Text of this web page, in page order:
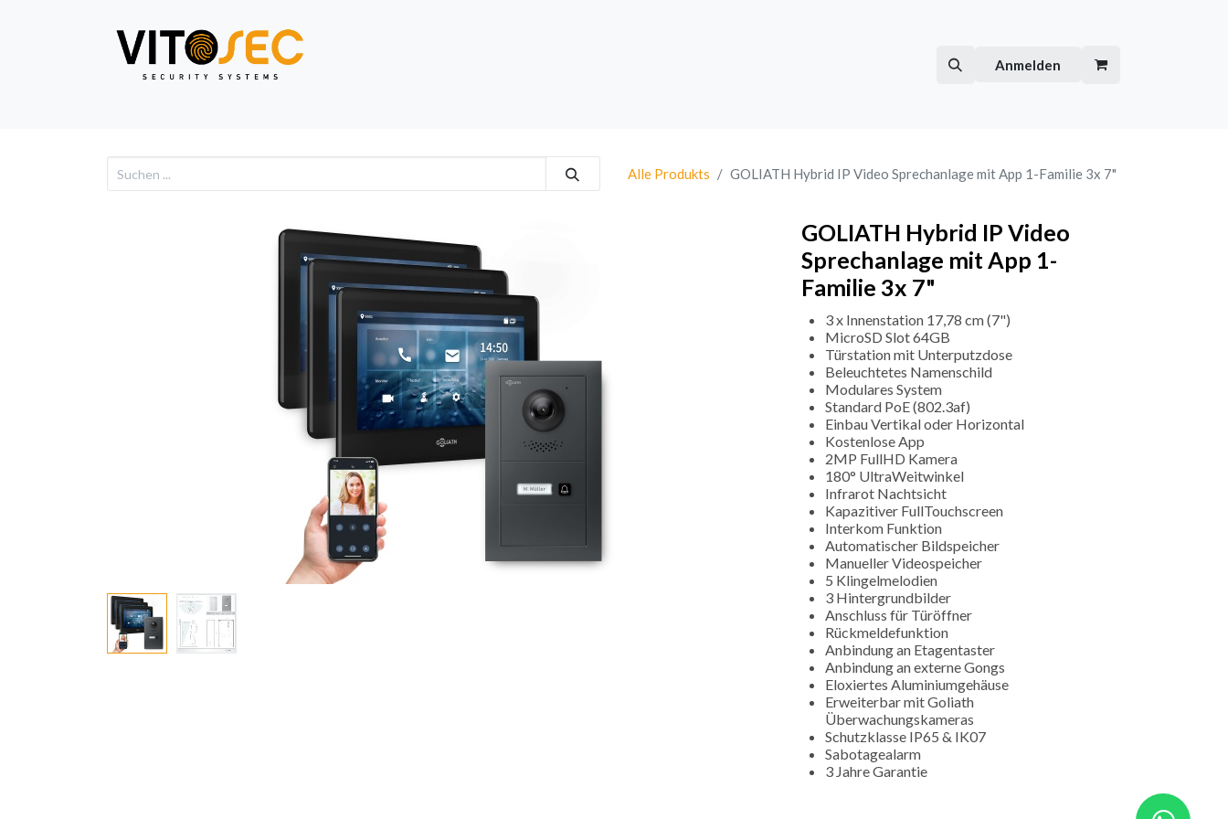
Video Alarm Anmelden
Alle Produkts GOLIATH Hybrid IP Video Sprechanlage mit App 1-Familie 3x 7"
GOLIATH Hybrid IP Video
Sprechanlage mit App 1-
Familie 3x 7"
3 x Innenstation 17,78 cm (7")
MicroSD Slot 64GB
Türstation mit Unterputzdose
Beleuchtetes Namenschild
Modulares System
Standard PoE (802.3af)
Einbau Vertikal oder Horizontal
Kostenlose App
2MP FullHD Kamera
180° UltraWeitwinkel
Infrarot Nachtsicht
Kapazitiver FullTouchscreen
Interkom Funktion
Automatischer Bildspeicher
Manueller Videospeicher
5 Klingelmelodien
3 Hintergrundbilder
Anschluss für Türöffner
Rückmeldefunktion
Anbindung an Etagentaster
Anbindung an externe Gongs
Eloxiertes Aluminiumgehäuse
Erweiterbar mit Goliath
Überwachungskameras
Schutzklasse IP65 & IK07
Sabotagealarm
3 Jahre Garantie